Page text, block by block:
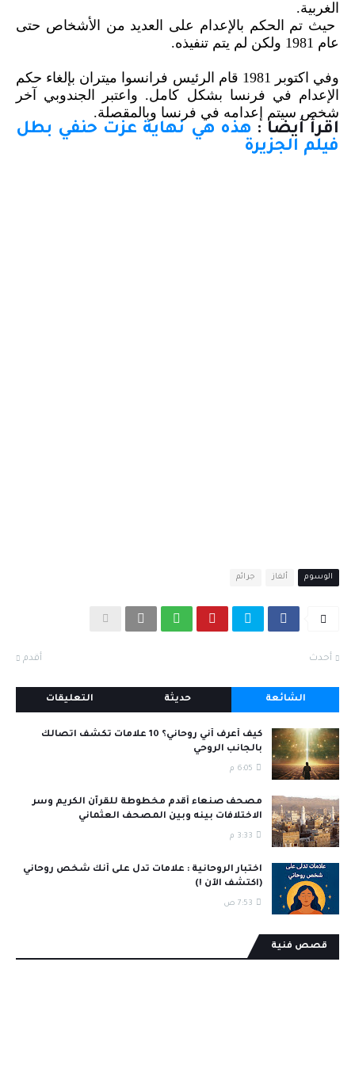
الغربية.
حيث تم الحكم بالإعدام على العديد من الأشخاص حتى
عام 1981 ولكن لم يتم تنفيذه.
وفي اكتوبر 1981 قام الرئيس فرانسوا ميتران بإلغاء حكم
الإعدام في فرنسا بشكل كامل. واعتبر الجندوبي آخر
شخص سيتم إعدامه في فرنسا وبالمقصلة.
اقرأ أيضا : هذه هي نهاية عزت حنفي بطل
فيلم الجزيرة
الوسوم ألغاز جرائم
أحدث أقدم
الشائعة حديثة التعليقات
كيف أعرف أني روحاني؟ 10 علامات تكشف اتصالك
بالجانب الروحي
6:05 م
مصحف صنعاء أقدم مخطوطة للقرآن الكريم وسر
الاختلافات بينه وبين المصحف العثماني
3:33 م
اختبار الروحانية : علامات تدل على أنك شخص روحاني
(اكتشف الآن !)
7:53 ص
قصص فنية